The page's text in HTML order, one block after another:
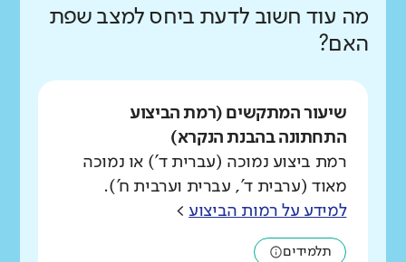
מה עוד חשוב לדעת ביחס למצב שפת
האם?
שיעור המתקשים (רמת הביצוע
התחתונה בהבנת הנקרא)
רמת ביצוע נמוכה (עברית ד') או נמוכה
מאוד (ערבית ד', עברית וערבית ח').
למידע על רמות הביצוע >
תלמידים